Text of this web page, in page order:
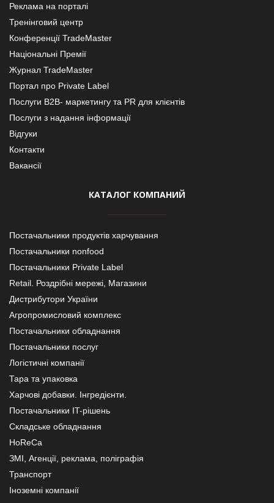
Реклама на порталі
Тренінговий центр
Конференції TradeMaster
Національні Премії
Журнал TradeMaster
Портал про Private Label
Послуги В2В- маркетингу та PR для клієнтів
Послуги з надання інформації
Відгуки
Контакти
Вакансії
КАТАЛОГ КОМПАНИЙ
Постачальники продуктів харчування
Постачальники nonfood
Постачальники Private Label
Retail. Роздрібні мережі, Магазини
Дистрибутори України
Агропромисловий комплекс
Постачальники обладнання
Постачальники послуг
Логістичні компанії
Тара та упаковка
Харчові добавки. Інгредієнти.
Постачальники IT-рішень
Складське обладнання
HoReCa
ЗМІ, Агенції, реклама, поліграфія
Транспорт
Іноземні компанії